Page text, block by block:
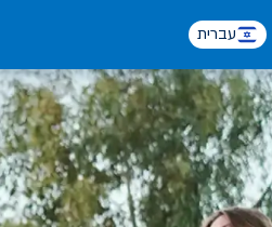
עברית